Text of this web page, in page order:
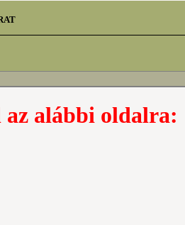
az alábbi oldalra: